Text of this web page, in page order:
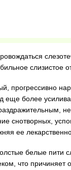
слизистое
прогрессивно
еще более
снотворных,
ее
белые пити
что причиняет